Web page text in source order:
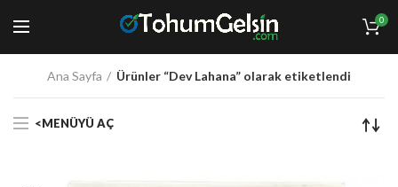
0
Ana Sayfa Ürünler “Dev Lahana” olarak etiketlendi
<MENÜYÜ AÇ